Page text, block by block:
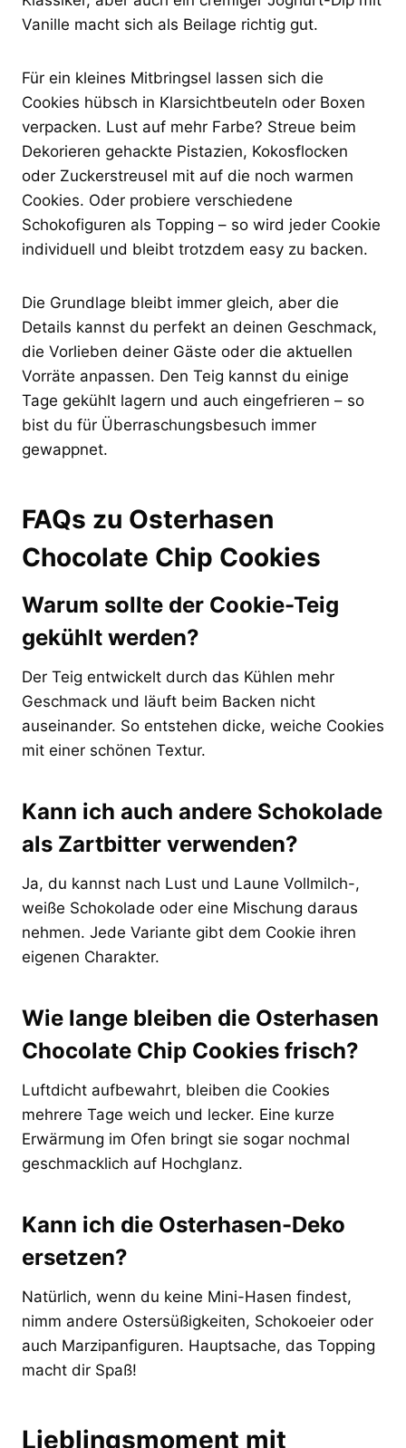
Vanille macht sich als Beilage richtig gut.
Für ein kleines Mitbringsel lassen sich die
Cookies hübsch in Klarsichtbeuteln oder Boxen
verpacken. Lust auf mehr Farbe? Streue beim
Dekorieren gehackte Pistazien, Kokosflocken
oder Zuckerstreusel mit auf die noch warmen
Cookies. Oder probiere verschiedene
Schokofiguren als Topping – so wird jeder Cookie
individuell und bleibt trotzdem easy zu backen.
Die Grundlage bleibt immer gleich, aber die
Details kannst du perfekt an deinen Geschmack,
die Vorlieben deiner Gäste oder die aktuellen
Vorräte anpassen. Den Teig kannst du einige
Tage gekühlt lagern und auch eingefrieren – so
bist du für Überraschungsbesuch immer
gewappnet.
FAQs zu Osterhasen
Chocolate Chip Cookies
Warum sollte der Cookie-Teig
gekühlt werden?
Der Teig entwickelt durch das Kühlen mehr
Geschmack und läuft beim Backen nicht
auseinander. So entstehen dicke, weiche Cookies
mit einer schönen Textur.
Kann ich auch andere Schokolade
als Zartbitter verwenden?
Ja, du kannst nach Lust und Laune Vollmilch-,
weiße Schokolade oder eine Mischung daraus
nehmen. Jede Variante gibt dem Cookie ihren
eigenen Charakter.
Wie lange bleiben die Osterhasen
Chocolate Chip Cookies frisch?
Luftdicht aufbewahrt, bleiben die Cookies
mehrere Tage weich und lecker. Eine kurze
Erwärmung im Ofen bringt sie sogar nochmal
geschmacklich auf Hochglanz.
Kann ich die Osterhasen-Deko
ersetzen?
Natürlich, wenn du keine Mini-Hasen findest,
nimm andere Ostersüßigkeiten, Schokoeier oder
auch Marzipanfiguren. Hauptsache, das Topping
macht dir Spaß!
Lieblingsmoment mit